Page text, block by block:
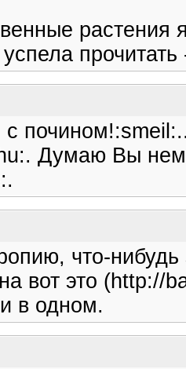
растения
с
Думаю Вы
что-
вот это (http://
в одном.